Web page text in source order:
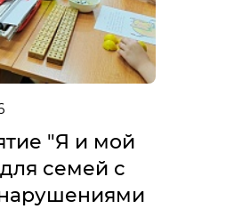
"Я и мой
семей с